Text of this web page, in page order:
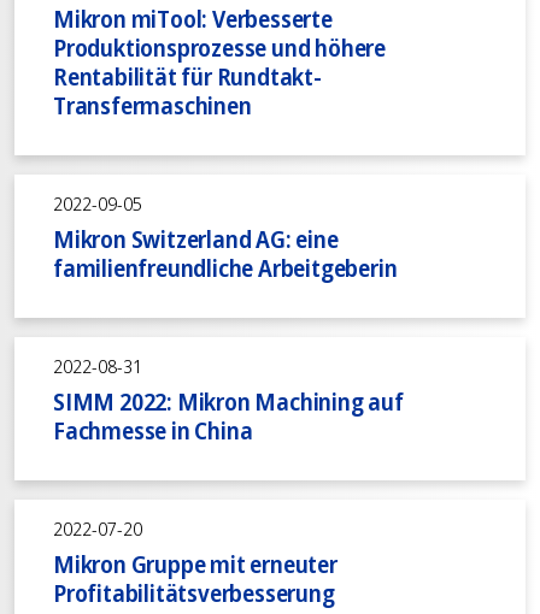
Mikron miTool: Verbesserte
Produktionsprozesse und höhere
Rentabilität für Rundtakt-
Transfermaschinen
2022-09-05
Mikron Switzerland AG: eine
familienfreundliche Arbeitgeberin
2022-08-31
SIMM 2022: Mikron Machining auf
Fachmesse in China
2022-07-20
Mikron Gruppe mit erneuter
Profitabilitätsverbesserung